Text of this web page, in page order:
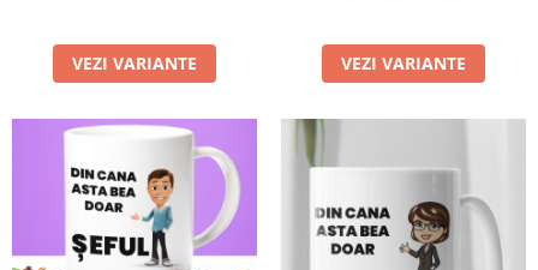
VEZI VARIANTE VEZI VARIANTE